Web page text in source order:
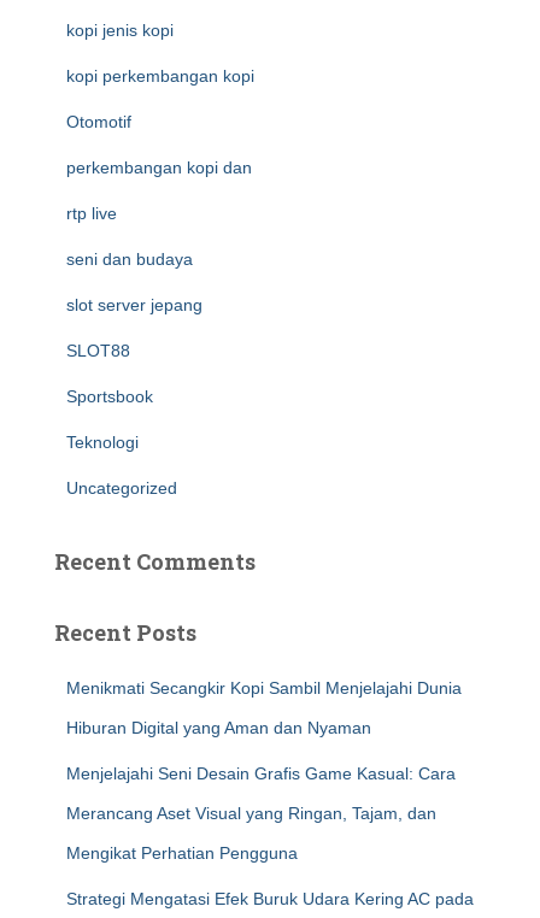
kopi jenis kopi
kopi perkembangan kopi
Otomotif
perkembangan kopi dan
rtp live
seni dan budaya
slot server jepang
SLOT88
Sportsbook
Teknologi
Uncategorized
Recent Comments
Recent Posts
Menikmati Secangkir Kopi Sambil Menjelajahi Dunia
Hiburan Digital yang Aman dan Nyaman
Menjelajahi Seni Desain Grafis Game Kasual: Cara
Merancang Aset Visual yang Ringan, Tajam, dan
Mengikat Perhatian Pengguna
Strategi Mengatasi Efek Buruk Udara Kering AC pada